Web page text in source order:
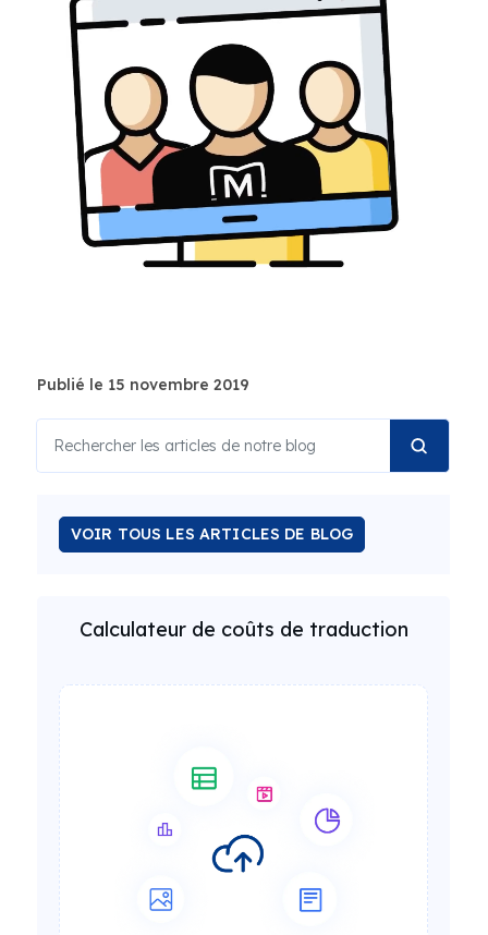
Publié le 15 novembre 2019
VOIR TOUS LES ARTICLES DE BLOG
Calculateur de coûts de traduction